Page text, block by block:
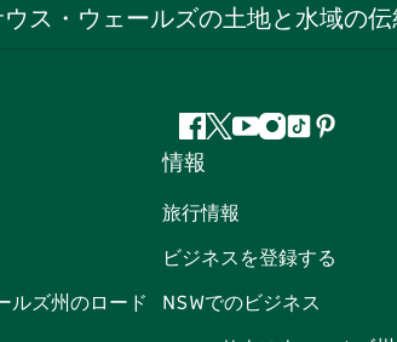
ス・ウェールズの土地と水域の
フ
ェ
イ
ブ
ッ
ツ
ッ
ー
ユ
ー
ブ
イ
グ
ラ
テ
ト
ピ
ス
ルズ州のロード
情報
旅行情報
ビジネスを登録する
NSWでのビジネス